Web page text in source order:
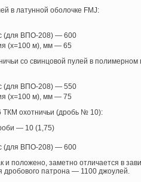
в латунной оболочке FMJ:
(для ВПО-208) — 600
(х=100 м), мм — 65
со свинцовой пулей в полимерном
(для ВПО-208) — 550
(х=100 м), мм — 75
ТКМ охотничьи (дробь № 10):
— 10 (1,75)
(для ВПО-208) — 600
и положено, заметно отличается в
патрона — 1100 джоулей.